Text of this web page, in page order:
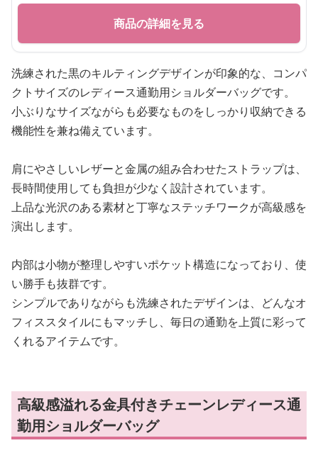
商品の詳細を見る
洗練された黒のキルティングデザインが印象的な、コンパ
クトサイズのレディース通勤用ショルダーバッグです。
小ぶりなサイズながらも必要なものをしっかり収納できる
機能性を兼ね備えています。
肩にやさしいレザーと金属の組み合わせたストラップは、
長時間使用しても負担が少なく設計されています。
上品な光沢のある素材と丁寧なステッチワークが高級感を
演出します。
内部は小物が整理しやすいポケット構造になっており、使
い勝手も抜群です。
シンプルでありながらも洗練されたデザインは、どんなオ
フィススタイルにもマッチし、毎日の通勤を上質に彩って
くれるアイテムです。
高級感溢れる金具付きチェーンレディース通
勤用ショルダーバッグ